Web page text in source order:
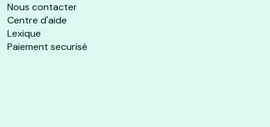
Nous contacter
Centre d'aide
Lexique
Paiement securisé